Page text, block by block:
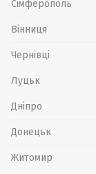
Сімферополь
Вінниця
Чернівці
Луцьк
Дніпро
Донецьк
Житомир